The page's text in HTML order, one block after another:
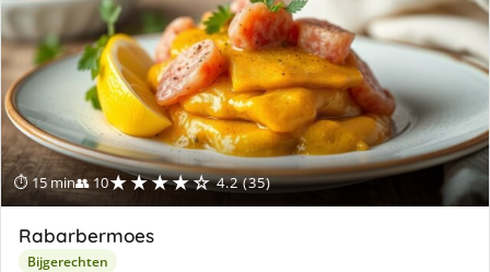
⏱ 15 min👥 10★★★★☆ 4.2 (35)
Rabarbermoes
Bijgerechten